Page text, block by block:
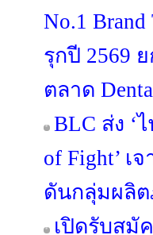
No.1
รุกปี 2569
ตลาด
BLC ส่ง ‘
of Fight’
ดันกลุ่มผลิต
เปิดรับสมั